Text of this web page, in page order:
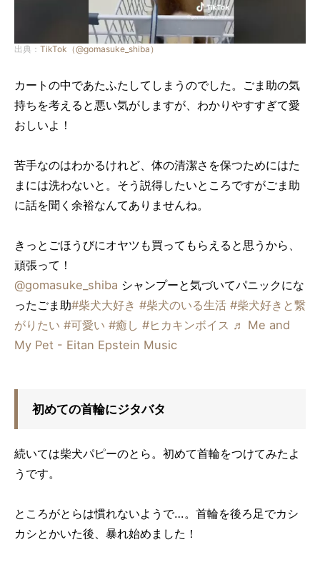
出典： TikTok（@gomasuke_shiba）
カートの中であたふたしてしまうのでした。ごま助の気
持ちを考えると悪い気がしますが、わかりやすすぎて愛
おしいよ！
苦手なのはわかるけれど、体の清潔さを保つためにはた
まには洗わないと。そう説得したいところですがごま助
に話を聞く余裕なんてありませんね。
きっとごほうびにオヤツも買ってもらえると思うから、
頑張って！
@gomasuke_shiba シャンプーと気づいてパニックにな
ったごま助#柴犬大好き #柴犬のいる生活 #柴犬好きと繋
がりたい #可愛い #癒し #ヒカキンボイス ♬ Me and
My Pet - Eitan Epstein Music
初めての首輪にジタバタ
続いては柴犬パピーのとら。初めて首輪をつけてみたよ
うです。
ところがとらは慣れないようで…。首輪を後ろ足でカシ
カシとかいた後、暴れ始めました！